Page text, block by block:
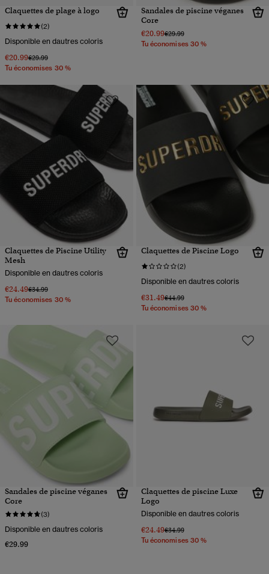
Claquettes de plage à logo
(2)
Disponible en dautres coloris
€20.99Prix réduit de
€29.99à
Tu économises 30 %
Sandales de piscine véganes
Core
€20.99Prix réduit de
€29.99à
Tu économises 30 %
Claquettes de Piscine Utility
Mesh
Disponible en dautres coloris
€24.49Prix réduit de
€34.99à
Tu économises 30 %
Claquettes de Piscine Logo
(2)
Disponible en dautres coloris
€31.49Prix réduit de
€44.99à
Tu économises 30 %
Sandales de piscine véganes
Core
(3)
Disponible en dautres coloris
€29.99
Claquettes de piscine Luxe
Logo
Disponible en dautres coloris
€24.49Prix réduit de
€34.99à
Tu économises 30 %